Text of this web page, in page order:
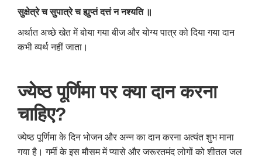
सुक्षेत्रे च सुपात्रे च ह्युप्तं दत्तं न नश्यति ॥
अर्थात अच्छे खेत में बोया गया बीज और योग्य पात्र को दिया गया दान
कभी व्यर्थ नहीं जाता।
ज्येष्ठ पूर्णिमा पर क्या दान करना
चाहिए?
ज्येष्ठ पूर्णिमा के दिन भोजन और अन्न का दान करना अत्यंत शुभ माना
गया है। गर्मी के इस मौसम में प्यासे और जरूरतमंद लोगों को शीतल जल